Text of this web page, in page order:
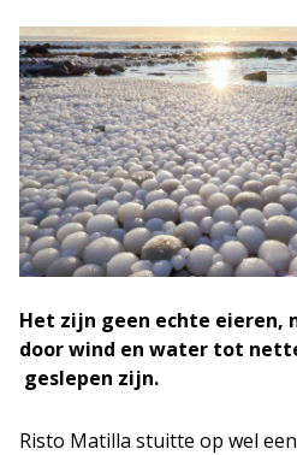
Het zijn geen echte eieren,
door wind en water tot
geslepen zijn.
Risto Matilla stuitte op wel